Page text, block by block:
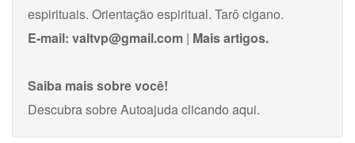
espirituais. Orientação espiritual. Tarô cigano.
E-mail: valtvp@gmail.com | Mais artigos.
Saiba mais sobre você!
Descubra sobre Autoajudaclicando aqui.